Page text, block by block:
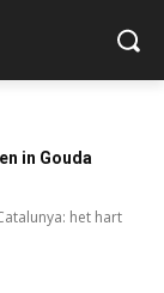
in Gouda
het hart